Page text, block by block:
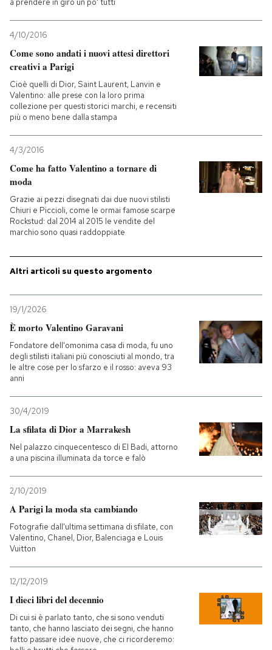
a prendere in giro un po' tutti
4/10/2016
Come sono andati i nuovi attesi direttori
creativi a Parigi
Cioè quelli di Dior, Saint Laurent, Lanvin e
Valentino: alle prese con la loro prima
collezione per questi storici marchi, e recensiti
più o meno bene dalla stampa
4/3/2016
Come ha fatto Valentino a tornare di
moda
Grazie ai pezzi disegnati dai due nuovi stilisti
Chiuri e Piccioli, come le ormai famose scarpe
Rockstud: dal 2014 al 2015 le vendite del
marchio sono quasi raddoppiate
Altri articoli su questo argomento
19/1/2026
È morto Valentino Garavani
Fondatore dell'omonima casa di moda, fu uno
degli stilisti italiani più conosciuti al mondo, tra
le altre cose per lo sfarzo e il rosso: aveva 93
anni
30/4/2019
La sfilata di Dior a Marrakesh
Nel palazzo cinquecentesco di El Badi, attorno
a una piscina illuminata da torce e falò
2/10/2019
A Parigi la moda sta cambiando
Fotografie dall'ultima settimana di sfilate, con
Valentino, Chanel, Dior, Balenciaga e Louis
Vuitton
12/12/2019
I dieci libri del decennio
Di cui si è parlato tanto, che si sono venduti
tanto, che hanno lasciato dei segni, che hanno
fatto passare idee nuove, che ci ricorderemo: